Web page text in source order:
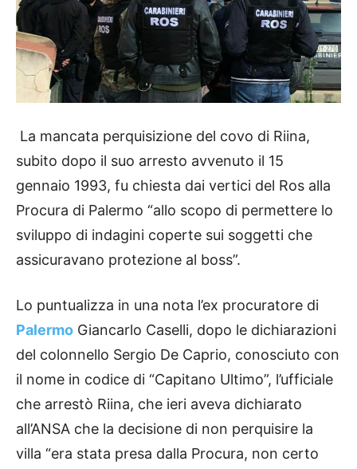
La mancata perquisizione del covo di Riina,
subito dopo il suo arresto avvenuto il 15
gennaio 1993, fu chiesta dai vertici del Ros alla
Procura di Palermo “allo scopo di permettere lo
sviluppo di indagini coperte sui soggetti che
assicuravano protezione al boss”.
Lo puntualizza in una nota l’ex procuratore di
Palermo Giancarlo Caselli, dopo le dichiarazioni
del colonnello Sergio De Caprio, conosciuto con
il nome in codice di “Capitano Ultimo”, l’ufficiale
che arrestò Riina, che ieri aveva dichiarato
all’ANSA che la decisione di non perquisire la
villa “era stata presa dalla Procura, non certo